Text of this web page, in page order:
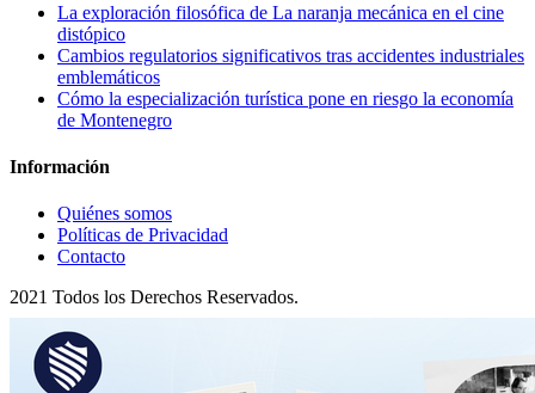
La exploración filosófica de La naranja mecánica en el cine
distópico
Cambios regulatorios significativos tras accidentes industriales
emblemáticos
Cómo la especialización turística pone en riesgo la economía
de Montenegro
Información
Quiénes somos
Políticas de Privacidad
Contacto
2021 Todos los Derechos Reservados.